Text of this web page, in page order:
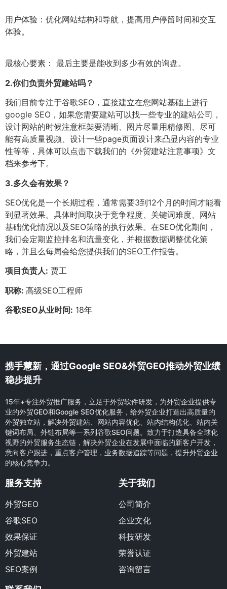
用户体验：优化网站结构和导航，提高用户停留时间和交互
体验。
最核心要素： 最后主要是能收到多少有效的询盘。
2.你们负责外贸建站吗？
我们目前专注于谷歌SEO，直接建立在您网站基础上进行
google SEO，如果您需要建站可以找一些专业的建站公司，
设计网站的时候注意框架要清晰、图片尽量用精修图、尽可
能有高质量视频、设计一些page页面设计来凸显内容的专业
性等等，具体可以点击下载我们的《外贸建站注意事项》文
档来参考下。
3.多久会有效果？
SEO优化是一个长期过程，通常需要3到12个月的时间才能看
到显著效果。具体时间取决于竞争程度、关键词难度、网站
基础优化情况以及SEO策略的执行效果。在SEO优化期间，
我们会定期监控排名和流量变化，并根据数据调整优化策
略，并且么每周会给您提供我们的SEO工作报告。
项目负责人: 贾工
职称: 高级SEO工程师
谷歌SEO从业时间: 18年
携手慧新，通过Google SEO&外贸GEO推动外贸业绩
稳步提升
15年+专注外贸推广服务，立足于外贸软件研发，为外贸企业提供专
业的外贸GEO和Google SEO优化服务，给外贸企业打造出高质量的
外贸独立站，解决外贸建站、网站内容优化、站内结构优化、站内关
键词布局、外链布局等一系列谷歌SEO问题。致力于打造具备全球化
视野的外贸服务生态链，解决外贸企业在发展中面临的新客户开发，
意向客户跟进，重点客户管理，业务数据追踪等问题，提升外贸企业
的核心竞争力。
服务支持
外贸GEO
谷歌SEO
效果保证
外贸建站
SEO案例
关于我们
公司简介
企业文化
科技研发
荣誉认证
咨询留言